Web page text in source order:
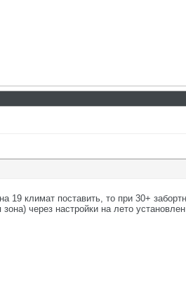
климат поставить, то при 30+
через настройки на лето